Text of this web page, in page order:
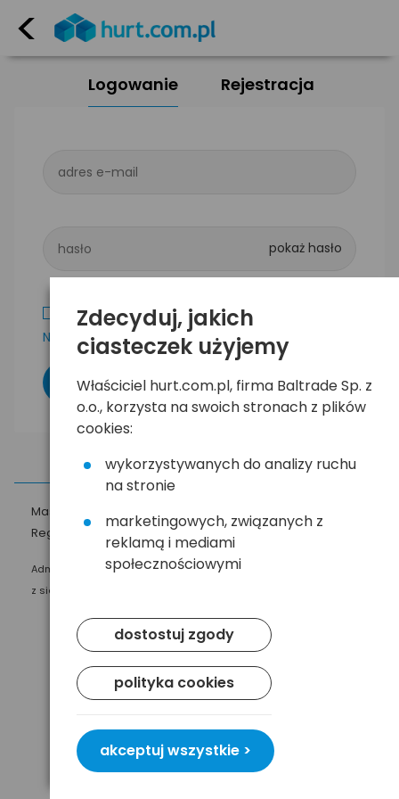
<
Logowanie Rejestracja
adres e-mail
hasło
Zapamiętaj mnie
Nie pamiętam hasła
Masz pytania?
Regulamin
Polityka prywatności
Administratorem Twoich danych osobowych jest Baltrade sp. z o.o.
z siedzibą w Gdańsku przy ul. Geodetów 24, 80-298 Gdańsk.
Zdecyduj, jakich
ciasteczek użyjemy
Właściciel hurt.com.pl, firma Baltrade Sp. z
o.o., korzysta na swoich stronach z plików
cookies:
wykorzystywanych do analizy ruchu
na stronie
marketingowych, związanych z
reklamą i mediami
społecznościowymi
dostostuj zgody
polityka cookies
akceptuj wszystkie >